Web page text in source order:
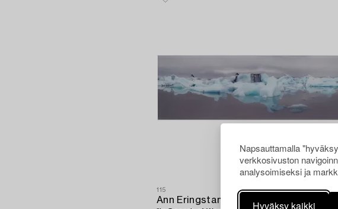
Napsauttamalla
verkkosivuston
analysoimiseksi ja
Hyväksy kaikki
115
Ann Eringstam